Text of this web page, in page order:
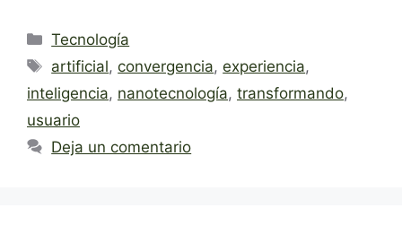
Categorías
Tecnología
Etiquetas
artificial,convergencia,experiencia,
inteligencia, nanotecnología, transformando,
usuario
Deja un comentario